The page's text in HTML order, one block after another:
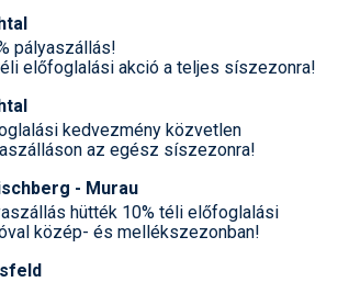
pályaszállás!
előfoglalási akció a teljes síszezonra!
kedvezmény közvetlen
az egész síszezonra!
- Murau
hütték 10% téli előfoglalási
közép- és mellékszezonban!